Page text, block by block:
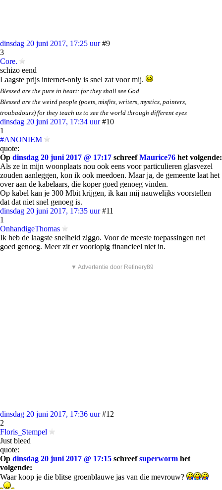
dinsdag 20 juni 2017, 17:25 uur #9
3
Core.
schizo eend
Laagste prijs internet-only is snel zat voor mij.
Blessed are the pure in heart: for they shall see God
Blessed are the weird people (poets, misfits, writers, mystics, painters,
troubadours) for they teach us to see the world through different eyes
dinsdag 20 juni 2017, 17:34 uur #10
1
#ANONIEM
quote:
Op dinsdag 20 juni 2017 @ 17:17 schreefMaurice76 het volgende:
Als ze in mijn woonplaats nou ook eens voor particulieren glasvezel
zouden aanleggen, kon ik ook meedoen. Maar ja, de gemeente laat het
over aan de kabelaars, die koper goed genoeg vinden.
Op kabel kan je 300 Mbit krijgen, ik kan mij nauwelijks voorstellen
dat dat niet snel genoeg is.
dinsdag 20 juni 2017, 17:35 uur #11
1
OnhandigeThomas
Ik heb de laagste snelheid ziggo. Voor de meeste toepassingen net
goed genoeg. Meer zit er voorlopig financieel niet in.
▼ Advertentie door Refinery89
dinsdag 20 juni 2017, 17:36 uur #12
2
Floris_Stempel
Just bleed
quote:
Op dinsdag 20 juni 2017 @ 17:15 schreefsuperworm het
volgende:
Waar koop je die blitse groenblauwe jas van die mevrouw?